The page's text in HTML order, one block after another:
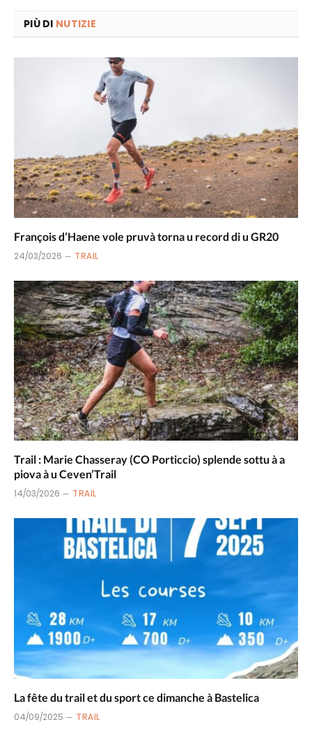
PIÙ DI NUTIZIE
François d’Haene vole pruvà torna u record di u GR20
24/03/2026 TRAIL
Trail : Marie Chasseray (CO Porticcio) splende sottu à a
piova à u Ceven’Trail
14/03/2026 TRAIL
La fête du trail et du sport ce dimanche à Bastelica
04/09/2025 TRAIL